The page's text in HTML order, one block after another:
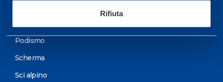
Rifiuta
Podismo
Scherma
Sci alpino